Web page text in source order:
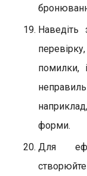
Наведіть
помилки,
форми.
Для